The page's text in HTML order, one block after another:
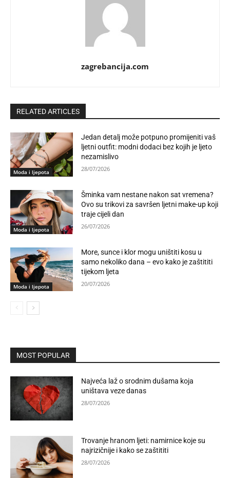
zagrebancija.com
RELATED ARTICLES
Moda i ljepota
Jedan detalj može potpuno promijeniti vaš
ljetni outfit: modni dodaci bez kojih je ljeto
nezamislivo
28/07/2026
Moda i ljepota
Šminka vam nestane nakon sat vremena?
Ovo su trikovi za savršen ljetni make-up koji
traje cijeli dan
26/07/2026
Moda i ljepota
More, sunce i klor mogu uništiti kosu u
samo nekoliko dana – evo kako je zaštititi
tijekom ljeta
20/07/2026
MOST POPULAR
Najveća laž o srodnim dušama koja
uništava veze danas
28/07/2026
Trovanje hranom ljeti: namirnice koje su
najrizičnije i kako se zaštititi
28/07/2026